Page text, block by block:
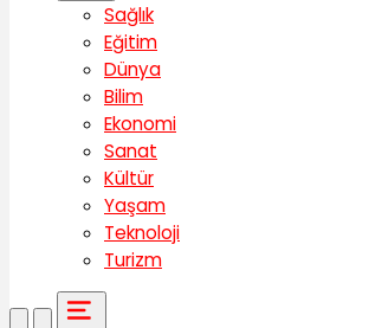
Sağlık
Eğitim
Dünya
Bilim
Ekonomi
Sanat
Kültür
Yaşam
Teknoloji
Turizm